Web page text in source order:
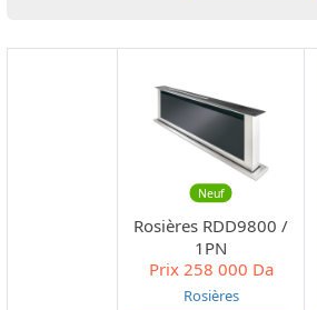
Neuf
Rosières RDD9800 /
1PN
Prix258 000 Da
Rosières